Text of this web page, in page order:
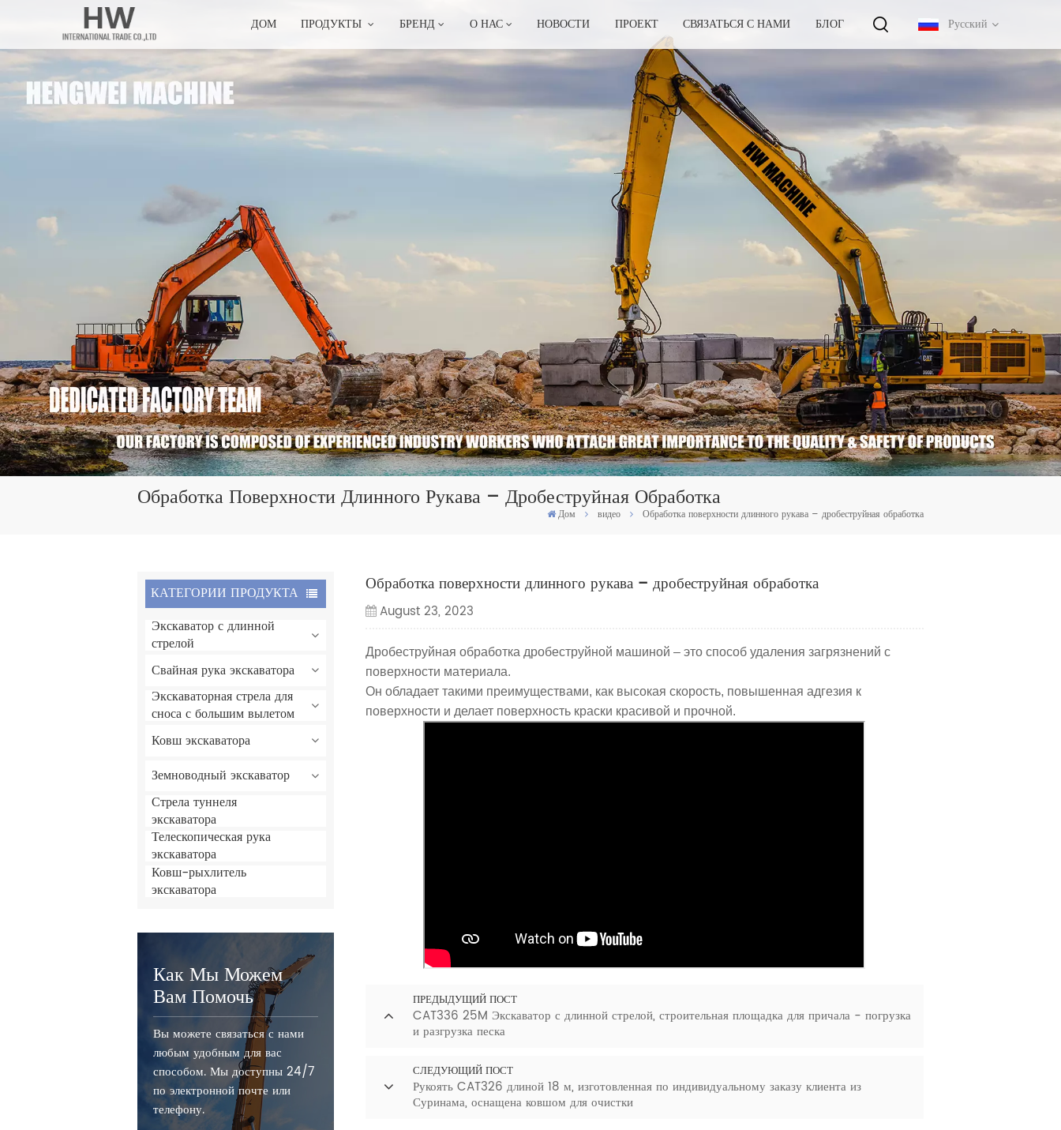
ДОМ ПРОДУКТЫ БРЕНД О НАС НОВОСТИ ПРОЕКТ СВЯЗАТЬСЯ С НАМИ БЛОГ Русский
français
русский
español
português
Обработка Поверхности Длинного Рукава – Дробеструйная Обработка
Дом видео Обработка поверхности длинного рукава – дробеструйная обработка
КАТЕГОРИИ ПРОДУКТА
Экскаватор с длинной
стрелой
Свайная рука экскаватора
Экскаваторная стрела для
сноса с большим вылетом
Ковш экскаватора
Земноводный экскаватор
Стрела туннеля
экскаватора
Телескопическая рука
экскаватора
Ковш-рыхлитель
экскаватора
Как Мы Можем
Вам Помочь
Вы можете связаться с нами
любым удобным для вас
способом. Мы доступны 24/7
по электронной почте или
телефону.
Обработка поверхности длинного рукава – дробеструйная обработка
August 23, 2023
Дробеструйная обработка дробеструйной машиной – это способ удаления загрязнений с
поверхности материала.
Он обладает такими преимуществами, как высокая скорость, повышенная адгезия к
поверхности и делает поверхность краски красивой и прочной.
ПРЕДЫДУЩИЙ ПОСТ
CAT336 25M Экскаватор с длинной стрелой, строительная площадка для причала - погрузка
и разгрузка песка
СЛЕДУЮЩИЙ ПОСТ
Рукоять CAT326 длиной 18 м, изготовленная по индивидуальному заказу клиента из
Суринама, оснащена ковшом для очистки